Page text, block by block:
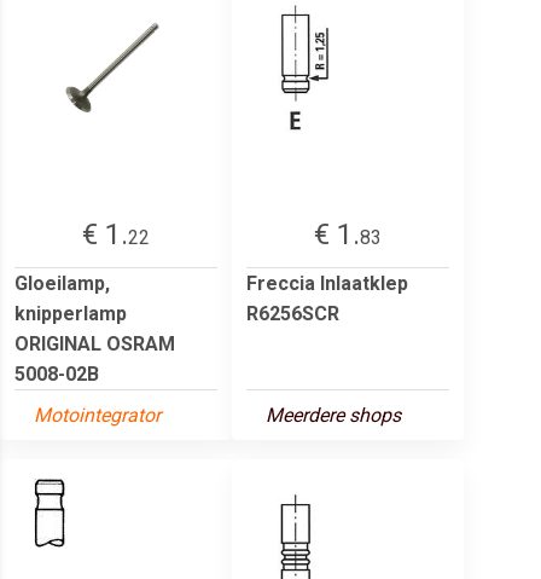
€ 1.22
Gloeilamp,
knipperlamp
ORIGINAL OSRAM
5008-02B
Motointegrator
€ 1.83
Freccia Inlaatklep
R6256SCR
Meerdere shops